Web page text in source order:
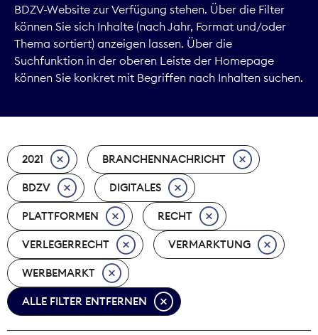
Digitales
Kommunikation
Marktdaten
Nachhaltigkeit
Nachwuchs
Nova Award
Pressefreiheit
Print
BDZV-Website zur Verfügung stehen. Über die Filter
können Sie sich Inhalte (nach Jahr, Format und/oder
Thema sortiert) anzeigen lassen. Über die
Suchfunktion in der oberen Leiste der Homepage
können Sie konkret mit Begriffen nach Inhalten suchen.
2021 BRANCHENNACHRICHT
BDZV DIGITALES
PLATTFORMEN RECHT
VERLEGERRECHT VERMARKTUNG
WERBEMARKT
ALLE FILTER ENTFERNEN